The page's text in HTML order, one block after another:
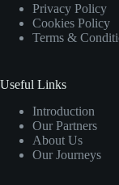
Privacy Policy
Cookies Policy
Terms &
Useful Links
Introduction
Our Partners
About Us
Our Journeys